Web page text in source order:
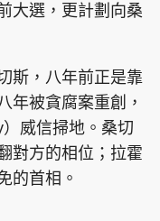
大選，更計劃向桑
斯，八年前正是靠
年被貪腐案重創，
威信掃地。桑切
對方的相位；拉霍
的首相。